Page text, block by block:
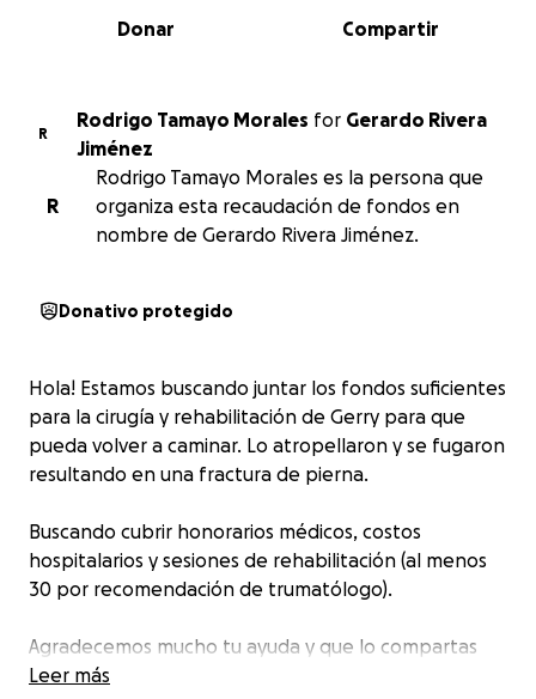
Compartir
Donar
R
Rodrigo Tamayo Morales for Gerardo Rivera
Jiménez
R
Rodrigo Tamayo Morales es la persona que
organiza esta recaudación de fondos en
nombre de Gerardo Rivera Jiménez.
Donativo protegido
Hola! Estamos buscando juntar los fondos suficientes
para la cirugía y rehabilitación de Gerry para que
pueda volver a caminar. Lo atropellaron y se fugaron
resultando en una fractura de pierna.
Buscando cubrir honorarios médicos, costos
hospitalarios y sesiones de rehabilitación (al menos
30 por recomendación de trumatólogo).
Agradecemos mucho tu ayuda y que lo compartas
pues la cirugía se tiene que hacer de urgencia.
Leer más